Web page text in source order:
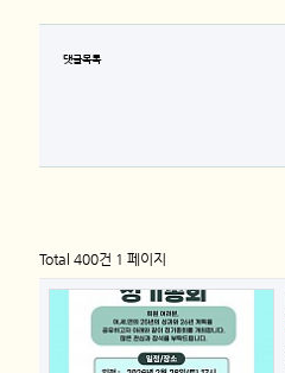
댓글목록
Total 400건 1 페이지